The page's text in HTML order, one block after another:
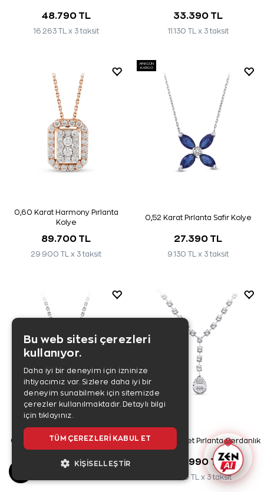
48.790 TL
16.263 TL x 3 taksit
33.390 TL
11.130 TL x 3 taksit
0,60 Karat Harmony Pırlanta
Kolye
89.700 TL
29.900 TL x 3 taksit
AYNI GÜN
KARGO
0,52 Karat Pırlanta Safir Kolye
27.390 TL
9.130 TL x 3 taksit
0,14 Karat Baget Pırlanta Kolye
35.990 TL
0,21 Karat Baget Pırlanta Gerdanlık
75.990 TL
25.330 TL x 3 taksit
Bu web sitesi çerezleri
kullanıyor.
Daha iyi bir deneyim için izninize
ihtiyacımız var. Sizlere daha iyi bir
deneyim sunabilmek için sitemizde
çerezler kullanılmaktadır. Detaylı bilgi
için tıklayınız.
TÜM ÇEREZLERI KABUL ET
KIŞISELLEŞTIR